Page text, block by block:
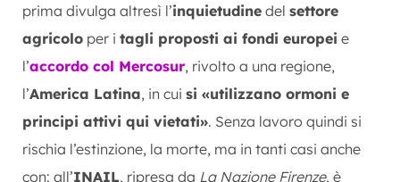
prima divulga altresì l’inquietudine del settore
agricolo per i tagli proposti ai fondi europei e
l’accordo col Mercosur, rivolto a una regione,
l’America Latina, in cui si «utilizzano ormoni e
principi attivi qui vietati». Senza lavoro quindi si
rischia l’estinzione, la morte, ma in tanti casi anche
con: all’INAIL, ripresa da La Nazione Firenze, è